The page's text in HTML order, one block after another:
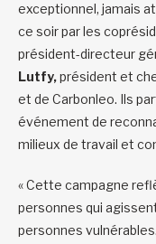
exceptionnel, jamais
ce soir par les
président-directeur
Lutfy,président et
et de Carbonleo. Ils
événement de
milieux de travail et
« Cette campagne
personnes qui
personnes